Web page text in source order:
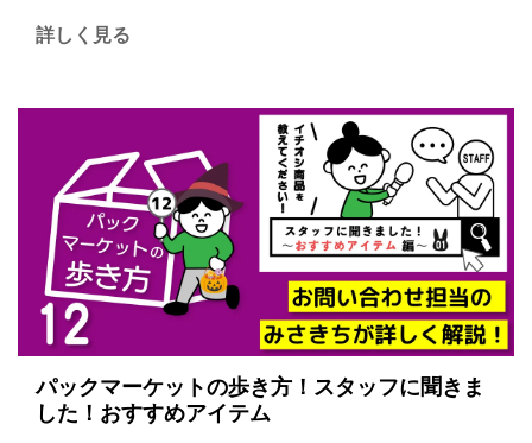
詳しく見る
パックマーケットの歩き方！スタッフに聞きま
した！おすすめアイテム